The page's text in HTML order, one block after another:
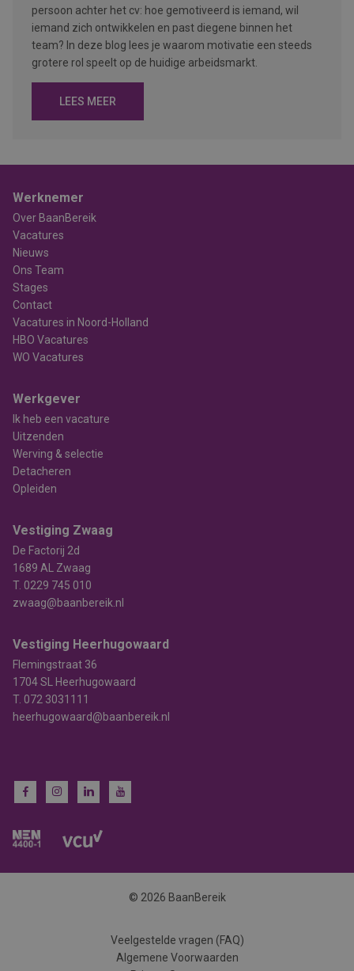
persoon achter het cv: hoe gemotiveerd is iemand, wil
iemand zich ontwikkelen en past diegene binnen het
team? In deze blog lees je waarom motivatie een steeds
grotere rol speelt op de huidige arbeidsmarkt.
LEES MEER
Werknemer
Over BaanBereik
Vacatures
Nieuws
Ons Team
Stages
Contact
Vacatures in Noord-Holland
HBO Vacatures
WO Vacatures
Werkgever
Ik heb een vacature
Uitzenden
Werving & selectie
Detacheren
Opleiden
Vestiging Zwaag
De Factorij 2d
1689 AL Zwaag
T. 0229 745 010
zwaag@baanbereik.nl
Vestiging Heerhugowaard
Flemingstraat 36
1704 SL Heerhugowaard
T. 072 3031111
heerhugowaard@baanbereik.nl
© 2026 BaanBereik
Veelgestelde vragen (FAQ)
Algemene Voorwaarden